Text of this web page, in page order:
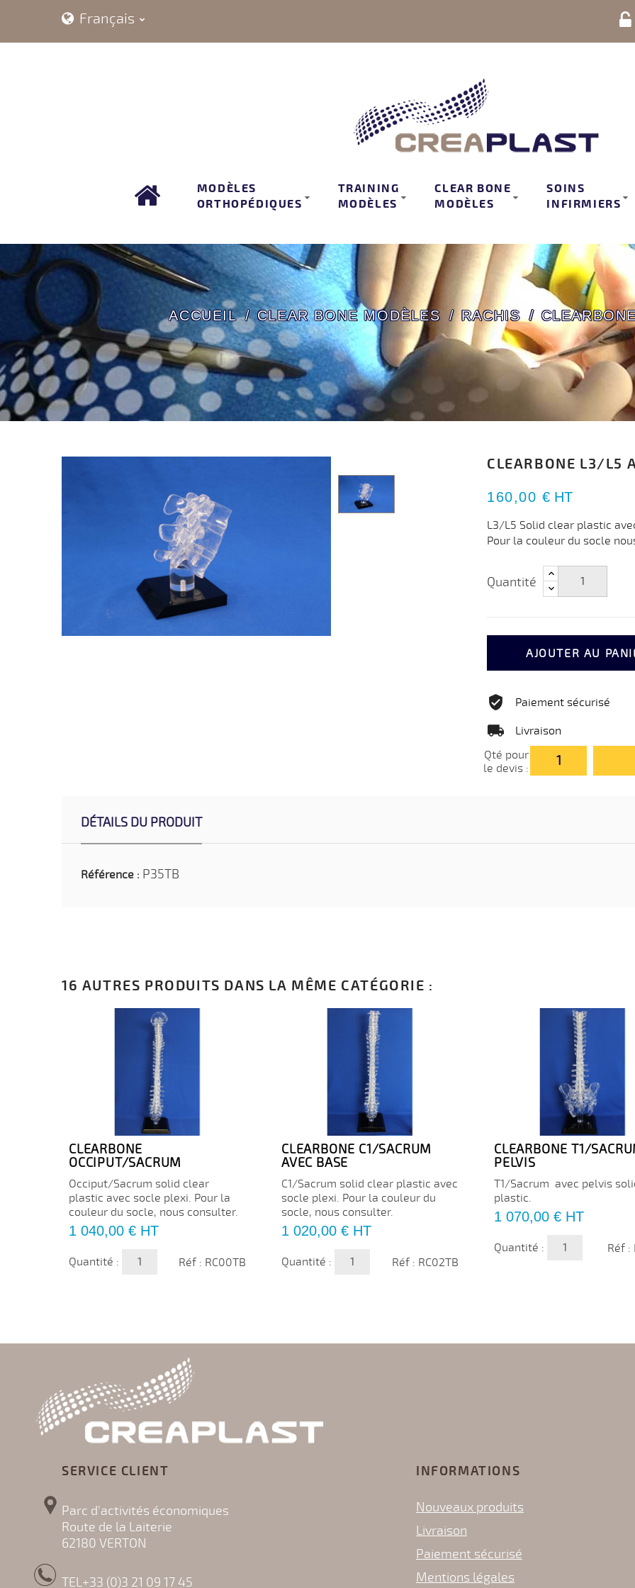
Français
MODÈLES
ORTHOPÉDIQUES
TRAINING
MODÈLES
CLEAR BONE
MODÈLES
SOINS
INFIRMIERS
ACCUEIL CLEAR BONE MODÈLES RACHIS
CLEARBONE L3/L5
160,00 € HT
L3/L5 Solid clear plastic
Pour la couleur du socle
Quantité
AJOUTER AU
Paiement sécurisé
Livraison
Qté pour
le devis :
DÉTAILS DU PRODUIT
Référence : P35TB
16 AUTRES PRODUITS DANS LA MÊME CATÉGORIE :
CLEARBONE
OCCIPUT/SACRUM
Occiput/Sacrum solid clear
plastic avec socle plexi. Pour la
couleur du socle, nous consulter.
Prix
1 040,00 € HT
Quantité : Réf : RC00TB
CLEARBONE C1/SACRUM
AVEC BASE
C1/Sacrum solid clear plastic avec
socle plexi. Pour la couleur du
socle, nous consulter.
Prix
1 020,00 € HT
Quantité : Réf : RC02TB
CLEARBONE T1/
PELVIS
T1/Sacrum avec pelvis
plastic.
Prix
1 070,00 € HT
Quantité : Réf :
SERVICE CLIENT
Parc d'activités économiques
Route de la Laiterie
62180 VERTON
TEL+33 (0)3 21 09 17 45
INFORMATIONS
Nouveaux produits
Livraison
Paiement sécurisé
Mentions légales